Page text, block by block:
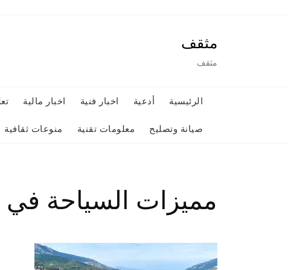
مثقف
مثقف
الرئيسية أدعية اخبار فنية اخبار مالية
صيانة وتصليح معلومات تقنية منوعات ثقافية
مميزات السياحة في